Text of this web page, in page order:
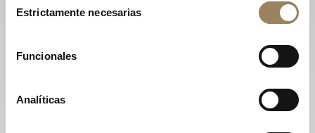
Estrictamente necesarias
Funcionales
Analíticas